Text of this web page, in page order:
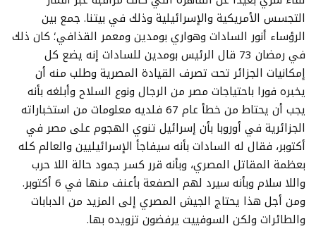
التجسس الأمريكية والإسرائيلية وذلك في بيتنا. جمع بين
الرؤساء أنور السادات وهواري بومدين ومعمر القذافي؛ كان ذلك
في رمضان 73 قال الرئيس بومدين للسادات إنه يضع كل
إمكانيات الجزائر تحت تصرف القيادة المصرية وطلب منه أن
يخبره فورا باحتياجات مصر من الرجال ونوع السلاح وأبلغه بأنه
يجب أن يحتاط من خطأ عام 67 فلديه معلومات من استخباراته
الجزائرية في أوروبا بأن إسرائيل تنوي الهجوم على مصر في
أكتوبر، فقال له السادات بأنه سيفاجأ الإسرائيليين والعالم كله
بعظمة المقاتل المصري، وبأنه قرر كسر جمود حالة اللا حرب
واللا سلام وبأنه سيرد لهم الصفعة بأعنف منها في 6 أكتوبر.
ومن أجل هذا يحتاج الجيش المصري إلى المزيد من الدبابات
والطائرات ولكن السوفييت يرفضون تزويده بها.